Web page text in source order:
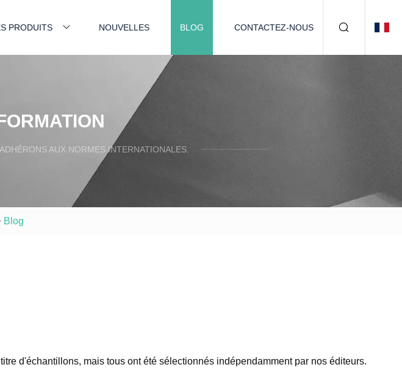
PRODUITS NOUVELLES BLOG CONTACTEZ-NOUS
AUX NORMES INTERNATIONALES.
Blog
d'échantillons, mais tous ont été sélectionnés indépendamment par nos éditeurs.